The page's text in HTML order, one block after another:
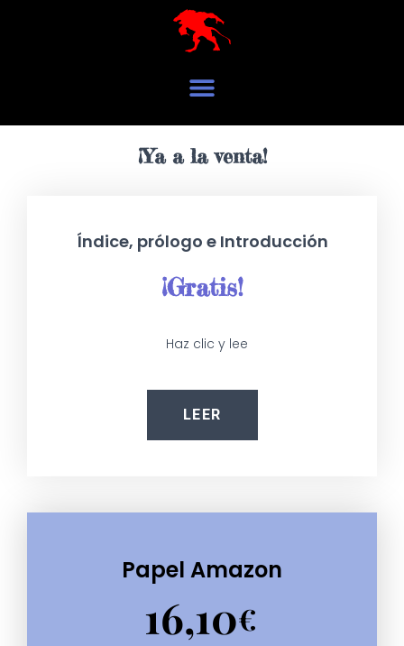
¡Ya a la venta!
Índice, prólogo e Introducción
¡Gratis!
Haz clic y lee
LEER
Papel Amazon
16,10€